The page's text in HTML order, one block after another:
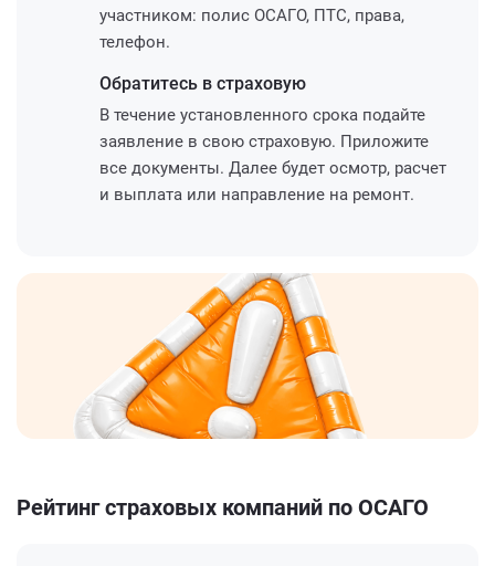
участником: полис ОСАГО, ПТС, права,
телефон.
Обратитесь в страховую
В течение установленного срока подайте
заявление в свою страховую. Приложите
все документы. Далее будет осмотр, расчет
и выплата или направление на ремонт.
Рейтинг страховых компаний по ОСАГО